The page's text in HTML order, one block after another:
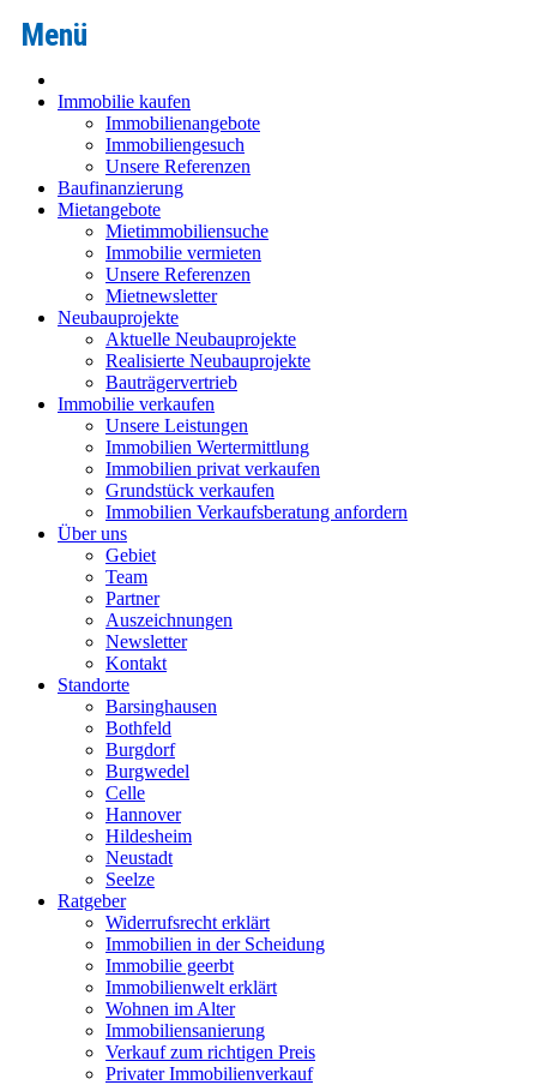
Immobilie kaufen
Immobilienangebote
Immobiliengesuch
Unsere Referenzen
Baufinanzierung
Mietangebote
Mietimmobiliensuche
Immobilie vermieten
Unsere Referenzen
Mietnewsletter
Neubauprojekte
Aktuelle Neubauprojekte
Realisierte Neubauprojekte
Bauträgervertrieb
Immobilie verkaufen
Unsere Leistungen
Immobilien Wertermittlung
Immobilien privat verkaufen
Grundstück verkaufen
Immobilien Verkaufsberatung anfordern
Über uns
Gebiet
Team
Partner
Auszeichnungen
Newsletter
Kontakt
Standorte
Barsinghausen
Bothfeld
Burgdorf
Burgwedel
Celle
Hannover
Hildesheim
Neustadt
Seelze
Ratgeber
Widerrufsrecht erklärt
Immobilien in der Scheidung
Immobilie geerbt
Immobilienwelt erklärt
Wohnen im Alter
Immobiliensanierung
Verkauf zum richtigen Preis
Privater Immobilienverkauf